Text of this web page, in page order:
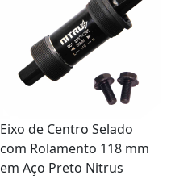
Eixo de Centro Selado
com Rolamento 118 mm
em Aço Preto Nitrus